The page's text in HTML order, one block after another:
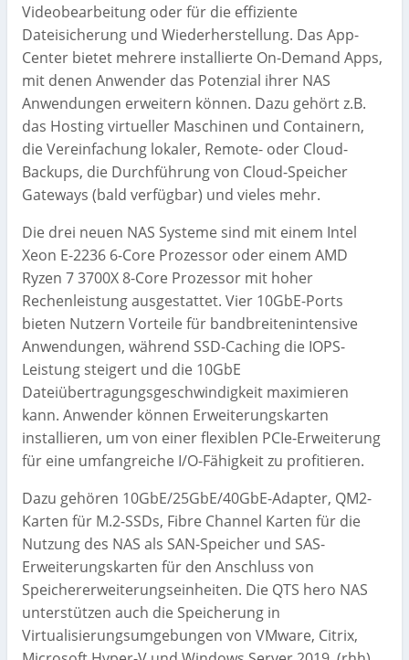
Videobearbeitung oder für die effiziente
Dateisicherung und Wiederherstellung. Das App-
Center bietet mehrere installierte On-Demand Apps,
mit denen Anwender das Potenzial ihrer NAS
Anwendungen erweitern können. Dazu gehört z.B.
das Hosting virtueller Maschinen und Containern,
die Vereinfachung lokaler, Remote- oder Cloud-
Backups, die Durchführung von Cloud-Speicher
Gateways (bald verfügbar) und vieles mehr.
Die drei neuen NAS Systeme sind mit einem Intel
Xeon E-2236 6-Core Prozessor oder einem AMD
Ryzen 7 3700X 8-Core Prozessor mit hoher
Rechenleistung ausgestattet. Vier 10GbE-Ports
bieten Nutzern Vorteile für bandbreitenintensive
Anwendungen, während SSD-Caching die IOPS-
Leistung steigert und die 10GbE
Dateiübertragungsgeschwindigkeit maximieren
kann. Anwender können Erweiterungskarten
installieren, um von einer flexiblen PCIe-Erweiterung
für eine umfangreiche I/O-Fähigkeit zu profitieren.
Dazu gehören 10GbE/25GbE/40GbE-Adapter, QM2-
Karten für M.2-SSDs, Fibre Channel Karten für die
Nutzung des NAS als SAN-Speicher und SAS-
Erweiterungskarten für den Anschluss von
Speichererweiterungseinheiten. Die QTS hero NAS
unterstützen auch die Speicherung in
Virtualisierungsumgebungen von VMware, Citrix,